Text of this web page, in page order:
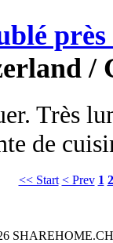
/
Très
de
<< Start < Prev 1 2